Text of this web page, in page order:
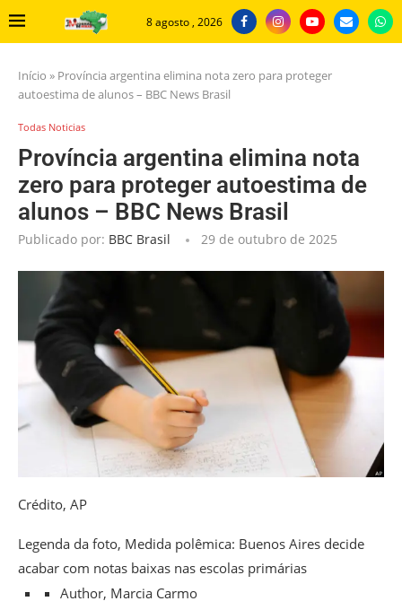
8 agosto , 2026
Início » Província argentina elimina nota zero para proteger
autoestima de alunos – BBC News Brasil
Todas Noticias
Província argentina elimina nota
zero para proteger autoestima de
alunos – BBC News Brasil
Publicado por: BBC Brasil 29 de outubro de 2025
Crédito, AP
Legenda da foto, Medida polêmica: Buenos Aires decide
acabar com notas baixas nas escolas primárias
Author, Marcia Carmo